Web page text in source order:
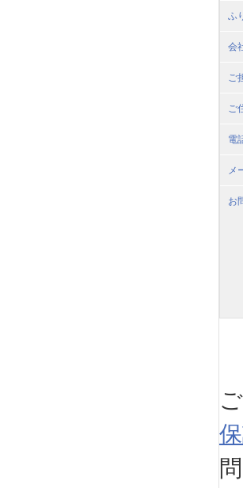
ふ
会
ご
ご
電
メ
お